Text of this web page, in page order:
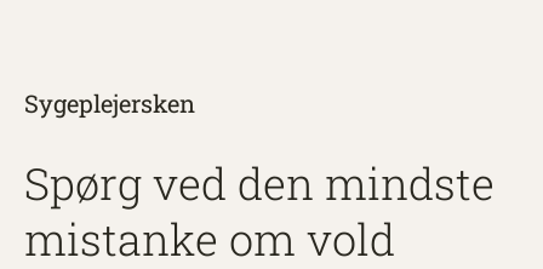
Sygeplejersken
Spørg ved den mindste
mistanke om vold